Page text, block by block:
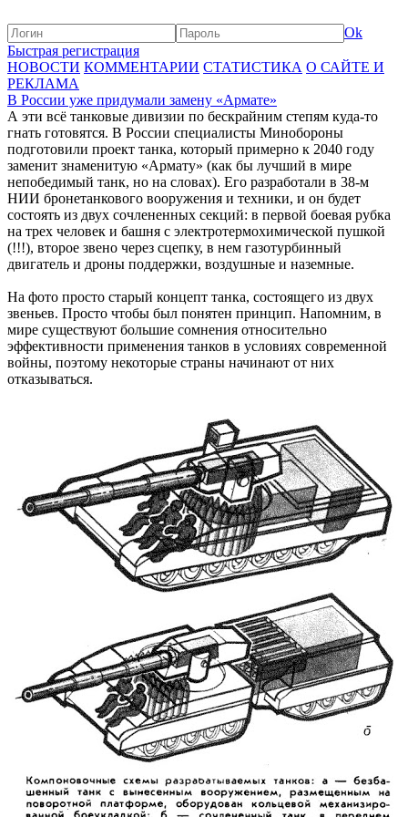
Ok
Быстрая регистрация
НОВОСТИ КОММЕНТАРИИ СТАТИСТИКА О САЙТЕ И
РЕКЛАМА
В России уже придумали замену «Армате»
А эти всё танковые дивизии по бескрайним степям куда-то
гнать готовятся. В России специалисты Минобороны
подготовили проект танка, который примерно к 2040 году
заменит знаменитую «Армату» (как бы лучший в мире
непобедимый танк, но на словах). Его разработали в 38-м
НИИ бронетанкового вооружения и техники, и он будет
состоять из двух сочлененных секций: в первой боевая рубка
на трех человек и башня с электротермохимической пушкой
(!!!), второе звено через сцепку, в нем газотурбинный
двигатель и дроны поддержки, воздушные и наземные.
На фото просто старый концепт танка, состоящего из двух
звеньев. Просто чтобы был понятен принцип. Напомним, в
мире существуют большие сомнения относительно
эффективности применения танков в условиях современной
войны, поэтому некоторые страны начинают от них
отказываться.